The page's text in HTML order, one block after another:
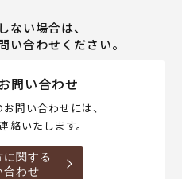
ない場合は、
い合わせください。
問い合わせ
問い合わせには、
絡いたします。
関する
合わせ